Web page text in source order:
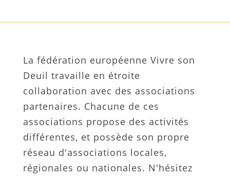
La fédération européenne Vivre son
Deuil travaille en étroite
collaboration avec des associations
partenaires. Chacune de ces
associations propose des activités
différentes, et possède son propre
réseau d'associations locales,
régionales ou nationales. N'hésitez